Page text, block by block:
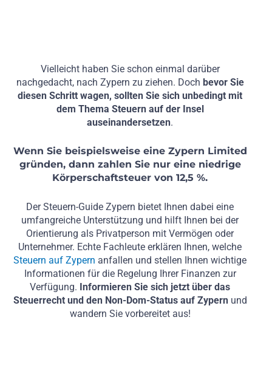
Vielleicht haben Sie schon einmal darüber
nachgedacht, nach Zypern zu ziehen. Doch bevor Sie
diesen Schritt wagen, sollten Sie sich unbedingt mit
dem Thema Steuern auf der Insel
auseinandersetzen.
Wenn Sie beispielsweise eine Zypern Limited
gründen, dann zahlen Sie nur eine niedrige
Körperschaftsteuer von 12,5 %.
Der Steuern-Guide Zypern bietet Ihnen dabei eine
umfangreiche Unterstützung und hilft Ihnen bei der
Orientierung als Privatperson mit Vermögen oder
Unternehmer. Echte Fachleute erklären Ihnen, welche
Steuern auf Zypern anfallen und stellen Ihnen wichtige
Informationen für die Regelung Ihrer Finanzen zur
Verfügung. Informieren Sie sich jetzt über das
Steuerrecht und den Non-Dom-Status auf Zypernund
wandern Sie vorbereitet aus!